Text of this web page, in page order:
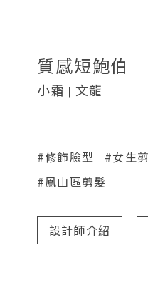
質感短鮑伯
小霜 | 文龍
#修飾臉型
#女生
#鳳山區剪髮
設計師介紹